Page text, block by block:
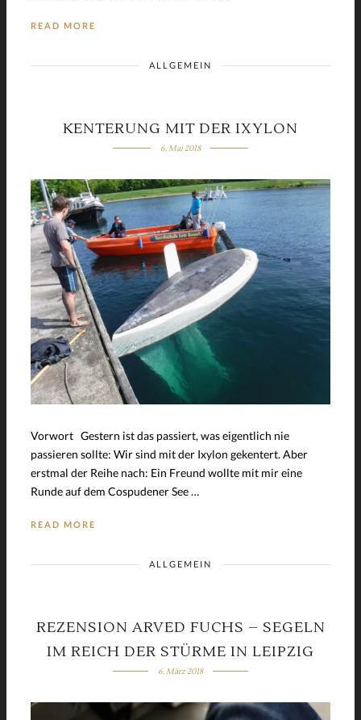
READ MORE
ALLGEMEIN
KENTERUNG MIT DER IXYLON
6. Mai 2018
Vorwort Gestern ist das passiert, was eigentlich nie
passieren sollte: Wir sind mit der Ixylon gekentert. Aber
erstmal der Reihe nach: Ein Freund wollte mit mir eine
Runde auf dem Cospudener See …
READ MORE
ALLGEMEIN
REZENSION ARVED FUCHS – SEGELN
IM REICH DER STÜRME IN LEIPZIG
6. März 2018